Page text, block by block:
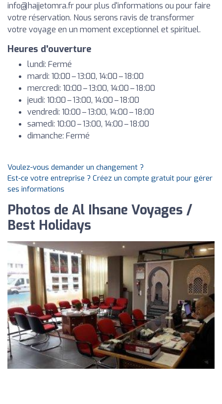
info@hajjetomra.frpour plus d'informations ou pour faire
votre réservation. Nous serons ravis de transformer
votre voyage en un moment exceptionnel et spirituel.
Heures d'ouverture
lundi: Fermé
mardi: 10:00 – 13:00, 14:00 – 18:00
mercredi: 10:00 – 13:00, 14:00 – 18:00
jeudi: 10:00 – 13:00, 14:00 – 18:00
vendredi: 10:00 – 13:00, 14:00 – 18:00
samedi: 10:00 – 13:00, 14:00 – 18:00
dimanche: Fermé
Voulez-vous demander un changement ?
Est-ce votre entreprise ? Créez un compte gratuit pour gérer
ses informations
Photos de Al Ihsane Voyages /
Best Holidays